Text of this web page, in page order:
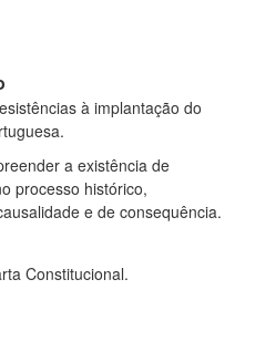
à implantação do
a existência de
processo histórico,
e de consequência.
Constitucional.